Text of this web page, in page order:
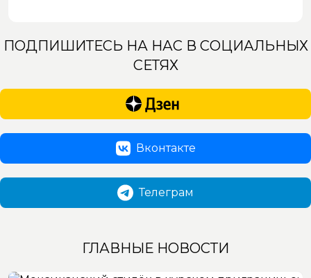
ПОДПИШИТЕСЬ НА НАС В СОЦИАЛЬНЫХ
СЕТЯХ
Вконтакте
Телеграм
ГЛАВНЫЕ НОВОСТИ